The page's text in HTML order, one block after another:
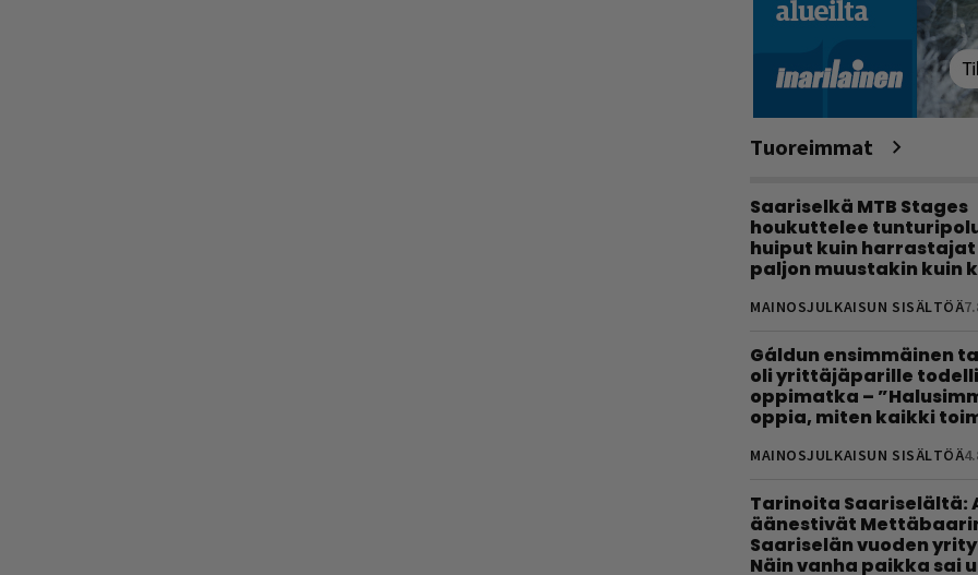
Tuoreimmat
Saariselkä MTB Stages
houkuttelee
huiput kuin harrastajat
paljon muustakin kuin
MAINOSJULKAISUN SISÄLTÖÄ
Gáldun ensimmäinen
oli yrittäjäparille
oppimatka –
oppia, miten kaikki
MAINOSJULKAISUN SISÄLTÖÄ
Tarinoita Saariselältä:
äänestivät
Saariselän vuoden
Näin vanha paikka sai